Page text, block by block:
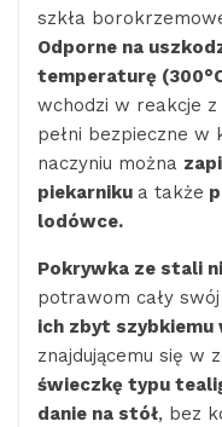
szkła
Odporne na
temperaturę (300
wchodzi w reakcje
pełni bezpieczne w
naczyniu można
piekarniku a także
lodówce.
Pokrywka ze stali
potrawom cały
ich zbyt szybkiemu
znajdującemu się w
świeczkę typu
danie na stół, bez